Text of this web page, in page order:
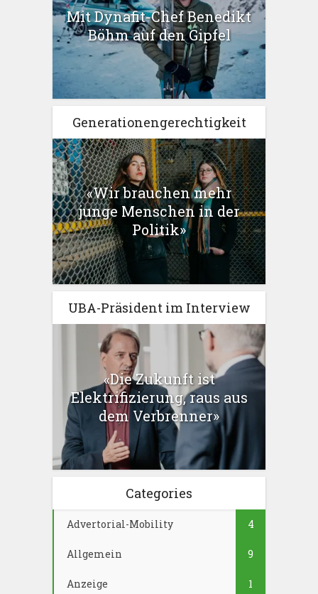
Mit Dynafit-Chef Benedikt
Böhm auf den Gipfel
Generationengerechtigkeit
«Wir brauchen mehr
junge Menschen in der
Politik»
UBA-Präsident im Interview
«Die Zukunft ist
Elektrifizierung, raus aus
dem Verbrenner»
Categories
Advertorial-Mobility 4
Allgemein 9
Anzeige 1